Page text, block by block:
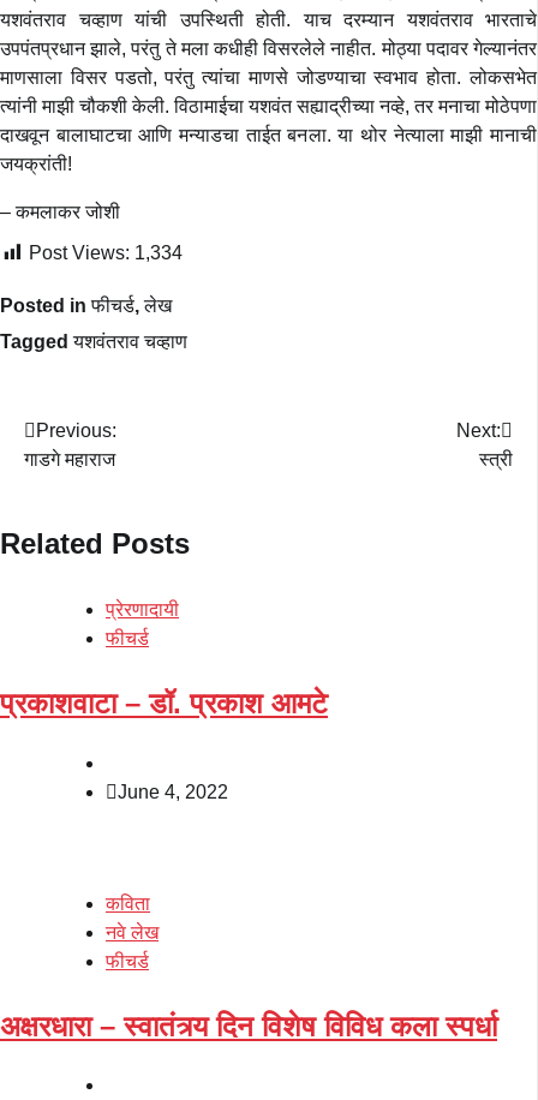
यशवंतराव चव्हाण यांची उपस्थिती होती. याच दरम्यान यशवंतराव भारताचे
उपपंतप्रधान झाले, परंतु ते मला कधीही विसरलेले नाहीत. मोठ्या पदावर गेल्यानंतर
माणसाला विसर पडतो, परंतु त्यांचा माणसे जोडण्याचा स्वभाव होता. लोकसभेत
त्यांनी माझी चौकशी केली. विठामाईचा यशवंत सह्याद्रीच्या नव्हे, तर मनाचा मोठेपणा
दाखवून बालाघाटचा आणि मन्याडचा ताईत बनला. या थोर नेत्याला माझी मानाची
जयक्रांती!
– कमलाकर जोशी
Post Views: 1,334
Posted inफीचर्ड,लेख
Taggedयशवंतराव चव्हाण
Post
Previous:
गाडगे महाराज
Next:
स्त्री
Related Posts
प्रेरणादायी
फीचर्ड
प्रकाशवाटा – डॉ. प्रकाश आमटे
June 4, 2022
कविता
नवे लेख
फीचर्ड
अक्षरधारा – स्वातंत्र्य दिन विशेष विविध कला स्पर्धा